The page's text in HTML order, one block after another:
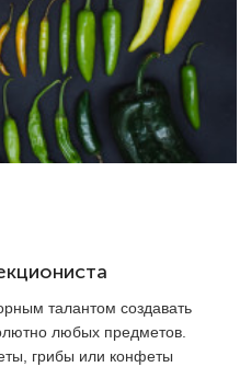
талантом создавать
любых предметов.
грибы или конфеты